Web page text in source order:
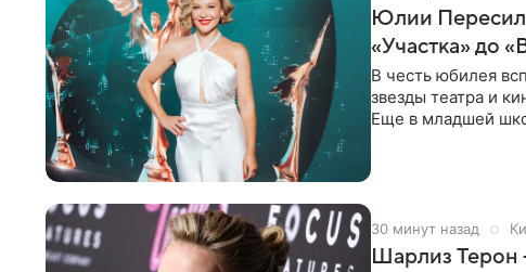
Юлии
«Участка» до
В честь юбилея
звезды театра и
Еще в младшей
30 минут назад
Шарлиз Терон